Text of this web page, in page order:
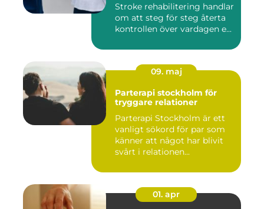
Stroke rehabilitering handlar
om att steg för steg återta
kontrollen över vardagen e...
09. maj
Parterapi stockholm för
tryggare relationer
Parterapi Stockholm är ett
vanligt sökord för par som
känner att något har blivit
svårt i relationen...
01. apr